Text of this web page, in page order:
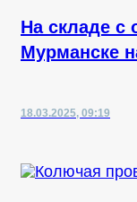
На складе с
Мурманске
18.03.2025, 09:19